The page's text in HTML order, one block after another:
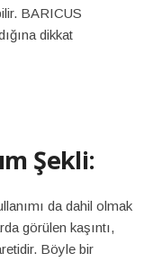
BARICUS
dikkat
Şekli:
da dahil olmak
görülen kaşıntı,
Böyle bir